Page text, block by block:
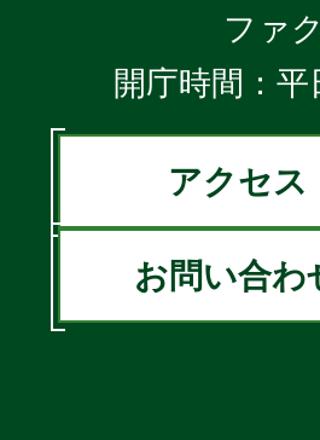
ファ
開庁時間：
アクセス
お問い合わ